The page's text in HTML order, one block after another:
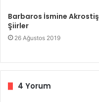
Barbaros İsmine Akrostiş
Şiirler
26 Ağustos 2019
4 Yorum